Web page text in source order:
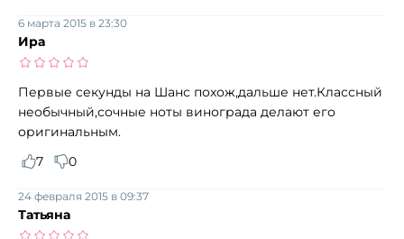
Ира
6 марта 2015 в 23:30
Первые секунды на Шанс похож,дальше нет.Классный
необычный,сочные ноты винограда делают его
оригинальным.
7
0
Татьяна
24 февраля 2015 в 09:37